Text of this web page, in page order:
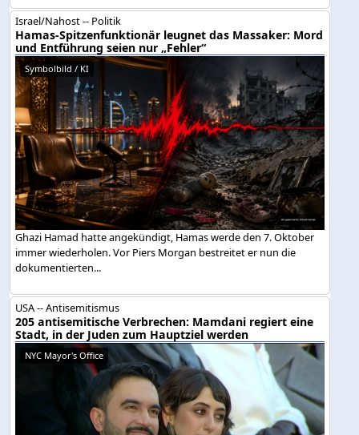
Israel/Nahost -- Politik
Hamas-Spitzenfunktionär leugnet das Massaker: Mord
und Entführung seien nur „Fehler“
Symbolbild / KI
Ghazi Hamad hatte angekündigt, Hamas werde den 7. Oktober
immer wiederholen. Vor Piers Morgan bestreitet er nun die
dokumentierten...
USA -- Antisemitismus
205 antisemitische Verbrechen: Mamdani regiert eine
Stadt, in der Juden zum Hauptziel werden
NYC Mayor's Office